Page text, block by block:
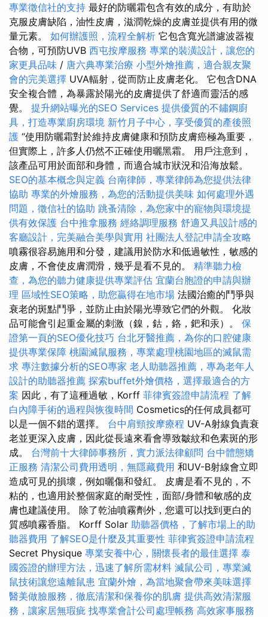
專業徵信社的支持 最好的防曬霜包含有效的成分，有助於
克服皮膚缺陷，油性皮膚，滋潤乾燥的皮膚並提供有用的微
量元素。 如何辦護照，流程全解析 它包含寬光譜濾波器複
合物，可預防UVB 西屯按摩服務 專業的裝潢設計，讓您的
家更具品味 / 唐六典專業治療 小型外燴推薦，適合親友聚
會的完美選擇 UVA輻射，從而防止皮膚老化。 它包含DNA
安全複合體，為暴露於陽光的皮膚提供了舒適而靈活的感
覺。 提升網站曝光的SEO Services 提供優質的不鏽鋼廚
具，打造專業廚房環境 新竹月子中心，享受優質的產後照
護 “使用防曬霜對於維持皮膚健康和預防皮膚癌極為重要，
但實際上，許多人仍然不正確使用曬黑霜。 用戶注意到，
該產品可用於面部和身體，而適合城市狀況和沿海放鬆。
SEO的基本概念與定義 台南律師，專業律師為您提供法律
協助 專業的外燴服務，為您的活動提供美味 如何處理外遇
問題，徵信社的協助 跳蚤清除，為您家中的寵物與環境提
供有效保護 台中推拿服務 經絡調理服務 舒適又具設計感的
客廳設計，完美融合美學與實用 社團法人登記申請全攻略
噴霧很容易施用和分發，建議用於防水和低過敏性，敏感的
皮膚，不會使皮膚潤滑，幾乎是看不見的。 精準聽力檢
查，為您的聽力健康提供專業評估 宜蘭台胞證的申請與辦
理 區域性SEO策略，助您贏得在地市場 法國治癒的鬥爭與
衰老的斑點鬥爭，並防止由於陽光導致它們的外觀。 化妝
品可能會引起重金屬的刺激（鎳，鈷，鉻，鈀和汞）。 保
證第一頁的SEO優化技巧 台北牙醫推薦，為你的口腔健康
提供專業保障 桃園滅鼠服務，專業處理桃園地區的滅鼠需
求 專注數據分析的SEO專家 老人助聽器推薦，專為老年人
設計的助聽器推薦 探索buffet外燴價格，選擇最適合的方
案 因此，有了這種過敏，Korff 菲律賓簽證申請流程 了解
白內障手術的過程與恢復時間 Cosmetics的任何成員都可
以是一個不錯的選擇。 台中肩頸按摩療程 UV-A射線負責衰
老並更深入皮膚，因此從長遠來看會導致皺紋和色素斑的形
成。 台灣前十大律師事務所，實力派法律顧問 台中體態矯
正服務 清潔公司費用透明，無隱藏費用 和UV-B射線會立即
造成可見的損壞，例如曬傷和發紅。 皮膚是看不見的，不
粘的，也適用於整個家庭的耐受性，面部/身體和敏感的皮
膚也建議使用。 除了乾油噴霧劑外，您還可以找到更白的
質感噴霧香脂。 Korff Solar 助聽器價格，了解市場上的助
聽器費用 了解SEO是什麼及其重要性 菲律賓簽證申請流程
Secret Physique 專業安養中心，關懷長者的最佳選擇 泰
國簽證的辦理方法，迅速了解所需材料 滅鼠公司，專業滅
鼠技術讓您遠離鼠患 宜蘭外燴，為當地聚會帶來美味選擇
醫美做臉服務，徹底清潔和保養你的肌膚 提供高效清潔服
務，讓家居無瑕疵 找專業會計公司處理帳務 高效家事服務